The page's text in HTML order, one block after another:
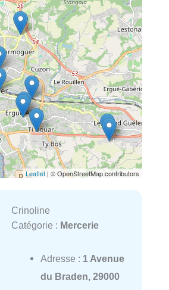
Leaflet | © OpenStreetMap contributors
Crinoline
Catégorie : Mercerie
Adresse : 1 Avenue
du Braden, 29000